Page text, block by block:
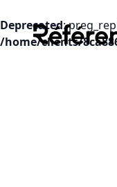
Deprecated:
/home/clients/